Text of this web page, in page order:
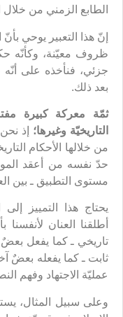
الطابع الزمني من
إنّ هذا التعبير يوحي
ظروف معيّنة، وكأنّه
جزئي، فنأخذه على
بعد ذلك.
ثمّة معركة كبيرة
التاريخيّة وغيرها؛ إذ
من خلالها الأحكام
حدّ نفسه من أعقد
مستوى التطبيق ـ بين
يحتاج هذا التمييز إلى
أطلقنا العنان
تاريخي ـ كما يفعل
ثابت ـ كما يفعله بعضٌ
عمليّة الاجتهاد وفهم
وعلى سبيل المثال،